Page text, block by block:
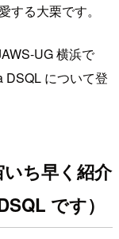
する大栗です。
UG 横浜で
DSQL について登
ち早く紹介
です）